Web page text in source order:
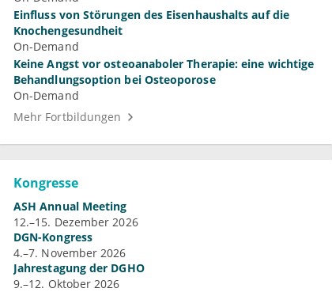
Einfluss von Störungen des Eisenhaushalts auf die
Knochengesundheit
On-Demand
Keine Angst vor osteoanaboler Therapie: eine wichtige
Behandlungsoption bei Osteoporose
On-Demand
Mehr Fortbildungen
Kongresse
ASH Annual Meeting
12.–15. Dezember 2026
DGN-Kongress
4.–7. November 2026
Jahrestagung der DGHO
9.–12. Oktober 2026